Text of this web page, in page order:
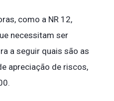
como a NR 12,
necessitam ser
a seguir quais são as
apreciação de riscos,